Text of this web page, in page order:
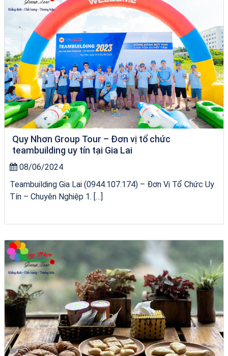
Quy Nhơn Group Tour – Đơn vị tổ chức
teambuilding uy tín tại Gia Lai
08/06/2024
Teambuilding Gia Lai (0944.107.174) – Đơn Vị Tổ Chức Uy
Tín – Chuyên Nghiệp 1. […]